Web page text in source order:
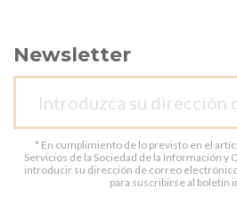
Newsletter
* En cumplimiento de lo previsto en el
Servicios de la Sociedad de la Información y
introducir su dirección de correo
para suscribirse al boletín